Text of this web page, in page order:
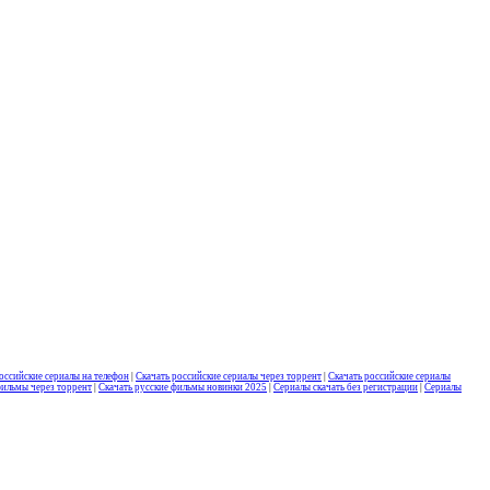
сериалы на телефон Скачать российские сериалы через торрент Скачать российские сериалы
через торрент Скачать русские фильмы новинки 2025 Сериалы скачать без регистрации Сериалы